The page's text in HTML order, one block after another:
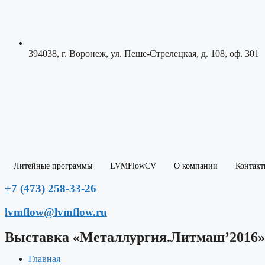
394038, г. Воронеж, ул. Пеше-Стрелецкая, д. 108, оф. 301
Литейные программы LVMFlowCV О компании
+7 (473) 258-33-26
lvmflow@lvmflow.ru
Выставка «Металлургия.Литмаш’2016»
Главная